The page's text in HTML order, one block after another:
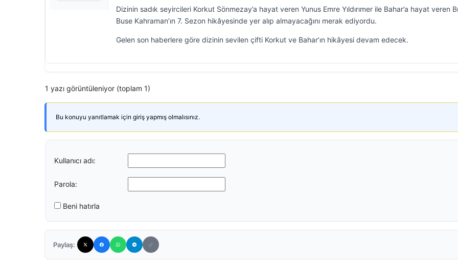
Dizinin sadık seyircileri Korkut Sönmezay’a hayat veren Yunus Emre Yıldırımer ile Bahar’a hayat veren
Buse Kahraman’ın 7. Sezon hikâyesinde yer alıp almayacağını merak ediyordu.
Gelen son haberlere göre dizinin sevilen çifti Korkut ve Bahar’ın hikâyesi devam edecek.
1 yazı görüntüleniyor (toplam 1)
Bu konuyu yanıtlamak için giriş yapmış olmalısınız.
Kullanıcı adı:
Parola:
Beni hatırla
Paylaş: